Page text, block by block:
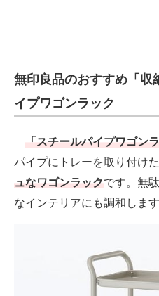
無印良品のおすすめ「収
イプワゴンラック
「スチールパイプワゴン
パイプにトレーを取り付けた
ュなワゴンラックです。無
なインテリアにも調和します